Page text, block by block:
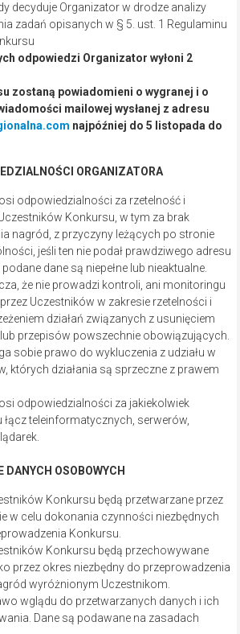
decyduje Organizator w drodze analizy
zadań opisanych w § 5. ust. 1 Regulaminu
odpowiedzi Organizator wyłoni 2
zostaną powiadomieni o wygranej i o
mailowej wysłanej z adresu
najpóźniej do 5 listopada do
ORGANIZATORA
odpowiedzialności za rzetelność i
Konkursu, w tym za brak
nagród, z przyczyny leżących po stronie
jeśli ten nie podał prawdziwego adresu
dane są niepełne lub nieaktualne.
że nie prowadzi kontroli, ani monitoringu
Uczestników w zakresie rzetelności i
działań związanych z usunięciem
przepisów powszechnie obowiązujących.
sobie prawo do wykluczenia z udziału w
których działania są sprzeczne z prawem
odpowiedzialności za jakiekolwiek
łącz teleinformatycznych, serwerów,
OSOBOWYCH
Konkursu będą przetwarzane przez
w celu dokonania czynności niezbędnych
Konkursu.
Konkursu będą przechowywane
przez okres niezbędny do przeprowadzenia
wyróżnionym Uczestnikom.
wglądu do przetwarzanych danych i ich
Dane są podawane na zasadach